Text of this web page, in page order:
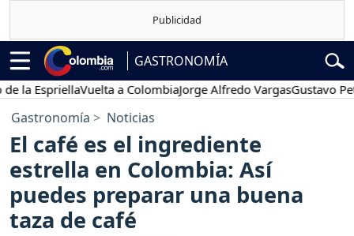
GASTRONOMÍA
EspriellaVuelta a ColombiaJorge Alfredo VargasGustavo Petro
Gastronomía Noticias
El café es el ingrediente
estrella en Colombia: Así
puedes preparar una buena
taza de café